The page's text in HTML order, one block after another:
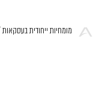
מומחיות ייחודית בעסקאות IT